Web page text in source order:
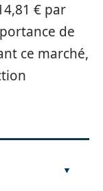
€ par
de
ce marché,